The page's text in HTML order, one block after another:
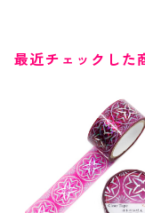
最近チェックした